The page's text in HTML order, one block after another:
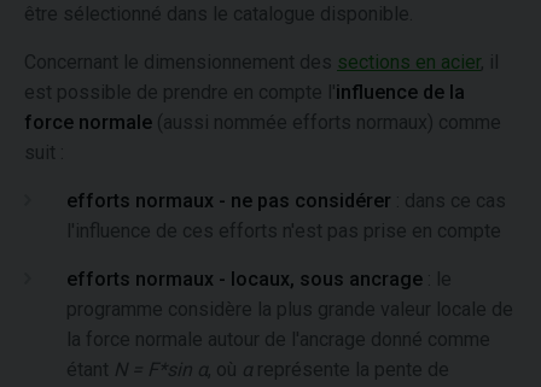
être sélectionné dans le catalogue disponible.
Concernant le dimensionnement des sections en acier, il
est possible de prendre en compte l'influence de la
force normale (aussi nommée efforts normaux) comme
suit :
efforts normaux - ne pas considérer : dans ce cas
l'influence de ces efforts n'est pas prise en compte
efforts normaux - locaux, sous ancrage
: le
programme considère la plus grande valeur locale de
la force normale autour de l'ancrage donné comme
étant N = F*sin α, où α représente la pente de